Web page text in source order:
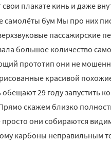
свои плакате кинь и даже
самолёты бум Мы про них
пассажирские
большое количество
прототип они не
красивой
обещают 29 году запустить
скажем близко
просто они собираются
карбоны неправильным